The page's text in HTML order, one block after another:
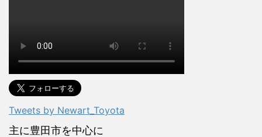
Tweets by Newart_Toyota
主に豊田市を中心に